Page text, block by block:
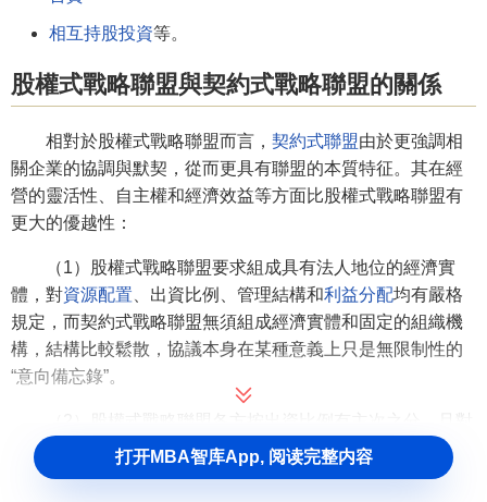
相互持股投資等。
股權式戰略聯盟與契約式戰略聯盟的關係
相對於股權式戰略聯盟而言， 契約式聯盟由於更強調相
關企業的協調與默契，從而更具有聯盟的本質特征。其在經
營的靈活性、自主權和經濟效益等方面比股權式戰略聯盟有
更大的優越性：
（1）股權式戰略聯盟要求組成具有法人地位的經濟實
體，對資源配置 、出資比例、管理結構和利益分配均有嚴格
規定，而契約式戰略聯盟無須組成經濟實體和固定的組織機
構，結構比較鬆散，協議本身在某種意義上只是無限制性的
“意向備忘錄”。
各方的資金、技術水平、市場規模、人員配備等有明確規
定，股權大小決定發言權的大小；而契約式戰略聯盟各方一
打开MBA智库App, 阅读完整内容